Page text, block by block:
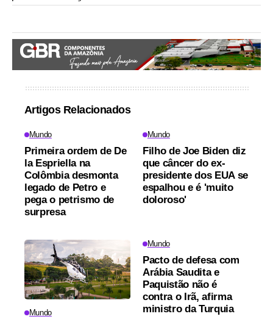
Artigos Relacionados
Mundo
Primeira ordem de De
la Espriella na
Colômbia desmonta
legado de Petro e
pega o petrismo de
surpresa
Mundo
Filho de Joe Biden diz
que câncer do ex-
presidente dos EUA se
espalhou e é 'muito
doloroso'
Mundo
Mundo
Pacto de defesa com
Arábia Saudita e
Paquistão não é
contra o Irã, afirma
ministro da Turquia